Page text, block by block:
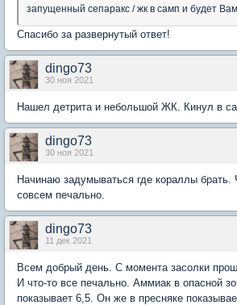
запущенный сепаракс / жк в самп и будет
Спасибо за развернутый ответ!
dingo73
30 ноя 2021
Нашел детрита и небольшой ЖК. Кинул в
dingo73
30 ноя 2021
Начинаю задумываться где кораллы брать.
совсем печально.
dingo73
11 дек 2021
Всем добрый день. С момента засолки
И что-то все печально. Аммиак в опасной
показывает 6,5. Он же в пресняке